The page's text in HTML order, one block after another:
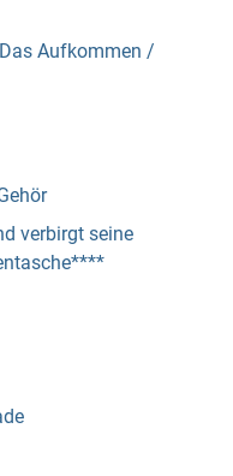
Aufkommen /
verbirgt seine